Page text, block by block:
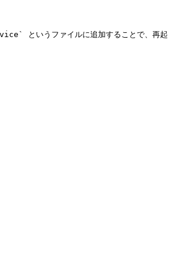
というファイルに追加することで、再起